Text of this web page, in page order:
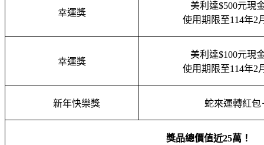
幸運獎
美利達$500元現
使用期限至114年2
幸運獎
美利達$100元現
使用期限至114年2
新年快樂獎 蛇來運轉紅包
獎品總價值近25萬！